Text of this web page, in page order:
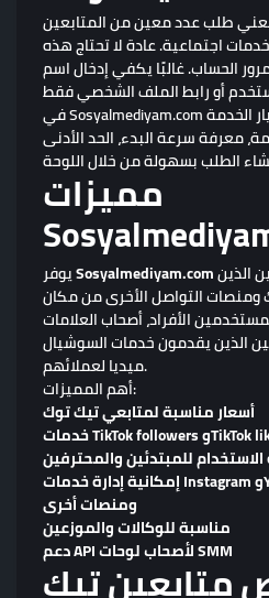
طلب عدد معين من المتابعين
اجتماعية. عادة لا تحتاج هذه
الحساب. غالبًا يكفي إدخال اسم
في Sosyalmediyam.com يمكن للمستخدمين اختيار الخدمة
معرفة سرعة البدء، الحد الأدنى
مميزات
Sosyalmediyam.com
ومنصات التواصل الأخرى من مكان
الأفراد، أصحاب العلامات
الذين يقدمون خدمات السوشيال
ميديا لعملائهم.
أهم المميزات:
أسعار مناسبة لمتابعي تيك توك
للمبتدئين والمحترفين
إمكانية إدارة خدمات Instagram وYouTube وTelegram
ومنصات أخرى
مناسبة للوكالات والموزعين
دعم API لأصحاب لوحات SMM
متابعين تيك